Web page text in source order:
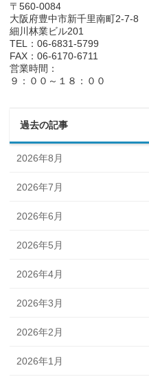
〒560-0084
大阪府豊中市新千里南町2-7-8
細川林業ビル201
TEL：06-6831-5799
FAX：06-6170-6711
営業時間：
９：００～１８：００
過去の記事
2026年8月
2026年7月
2026年6月
2026年5月
2026年4月
2026年3月
2026年2月
2026年1月